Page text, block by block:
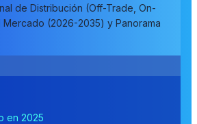
de Distribución (Off-Trade, On-
Mercado (2026-2035) y Panorama
en 2025